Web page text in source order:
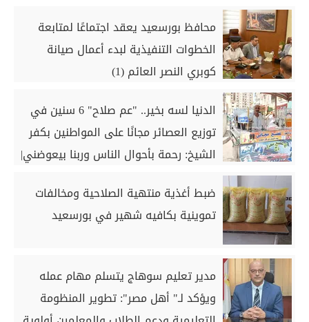
محافظ بورسعيد يعقد اجتماعًا لمتابعة
الخطوات التنفيذية لبدء أعمال صيانة
كوبري النصر العائم (1)
الدنيا لسه بخير.. "عم صلاح" 6 سنين في
توزيع العصائر مجانًا على المواطنين بكفر
الشيخ: رحمة بأحوال الناس وربنا بيعوضني|
ضبط أغذية منتهية الصلاحية ومخالفات
تموينية بكافيه شهير في بورسعيد
مدير تعليم سوهاج يتسلم مهام عمله
ويؤكد لـ" أهل مصر": تطوير المنظومة